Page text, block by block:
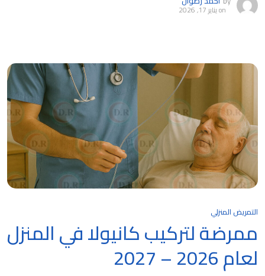
onيناير 17, 2026
التمريض المنزلي
ممرضة لتركيب كانيولا في المنزل
لعام 2026 – 2027